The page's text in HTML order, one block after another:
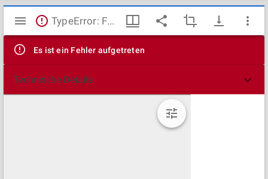
Mirador
Viewer
TypeError: Failed to fetch
Es ist ein Fehler aufgetreten
Technische Details